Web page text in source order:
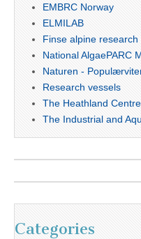
EMBRC Norway
ELMILAB
Finse alpine research
National AlgaePARC
Naturen -
Research vessels
The Heathland
The Industrial and
Categories